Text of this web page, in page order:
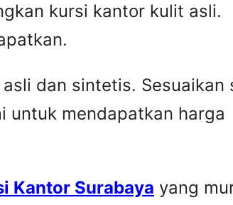
kursi kantor kulit asli.
dan sintetis. Sesuaikan
untuk mendapatkan harga
Kantor Surabaya yang